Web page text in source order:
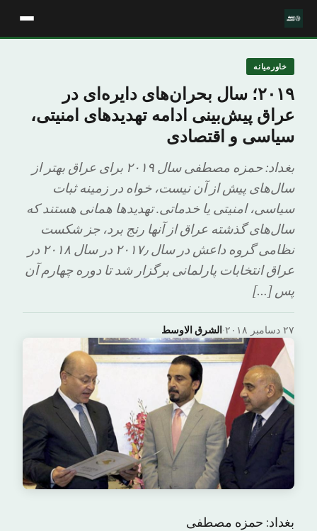
خاورمیانه
۲۰۱۹؛ سال بحران‌های دایره‌ای در
عراق پیش‌بینی ادامه تهدیدهای امنیتی،
سیاسی و اقتصادی
بغداد: حمزه مصطفی سال ۲۰۱۹ برای عراق بهتر از
سال‌های پیش از آن نیست، خواه در زمینه ثبات
سیاسی، امنیتی یا خدماتی. تهدیدها همانی هستند که
سال‌های گذشته عراق از آنها رنج برد، جز شکست
نظامی گروه داعش در سال ۲۰۱۷٫ در سال ۲۰۱۸ در
عراق انتخابات پارلمانی برگزار شد تا دوره چهارم آن
پس […]
الشرق الاوسط· ۲۷ دسامبر ۲۰۱۸
بغداد: حمزه مصطفی